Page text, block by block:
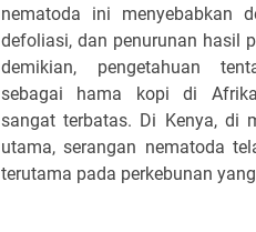
nematoda ini menyebabkan
defoliasi, dan penurunan hasil
demikian, pengetahuan
sebagai hama kopi di
sangat terbatas. Di Kenya, di
utama, serangan nematoda
terutama pada perkebunan